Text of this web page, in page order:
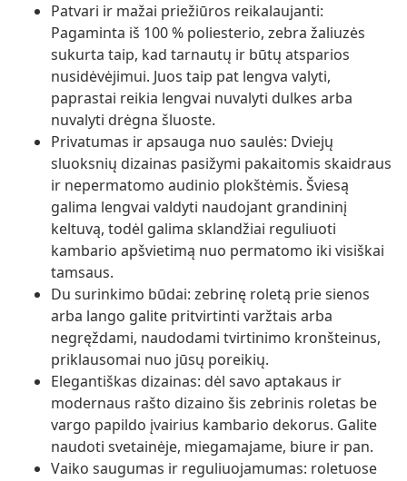
Patvari ir mažai priežiūros reikalaujanti:
Pagaminta iš 100 % poliesterio, zebra žaliuzės
sukurta taip, kad tarnautų ir būtų atsparios
nusidėvėjimui. Juos taip pat lengva valyti,
paprastai reikia lengvai nuvalyti dulkes arba
nuvalyti drėgna šluoste.
Privatumas ir apsauga nuo saulės: Dviejų
sluoksnių dizainas pasižymi pakaitomis skaidraus
ir nepermatomo audinio plokštėmis. Šviesą
galima lengvai valdyti naudojant grandininį
keltuvą, todėl galima sklandžiai reguliuoti
kambario apšvietimą nuo permatomo iki visiškai
tamsaus.
Du surinkimo būdai: zebrinę roletą prie sienos
arba lango galite pritvirtinti varžtais arba
negręždami, naudodami tvirtinimo kronšteinus,
priklausomai nuo jūsų poreikių.
Elegantiškas dizainas: dėl savo aptakaus ir
modernaus rašto dizaino šis zebrinis roletas be
vargo papildo įvairius kambario dekorus. Galite
naudoti svetainėje, miegamajame, biure ir pan.
Vaiko saugumas ir reguliuojamumas: roletuose